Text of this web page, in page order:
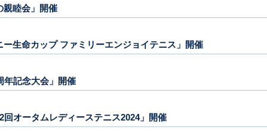
睦会」開催
生命カップ ファミリーエンジョイテニス」開催
記念大会」開催
オータムレディーステニス2024」開催